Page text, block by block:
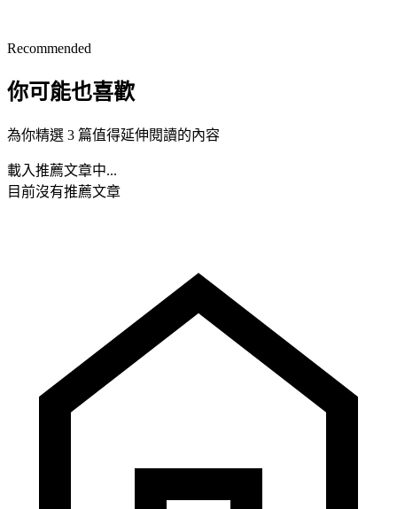
Recommended
你可能也喜歡
為你精選 3 篇值得延伸閱讀的內容
載入推薦文章中...
目前沒有推薦文章